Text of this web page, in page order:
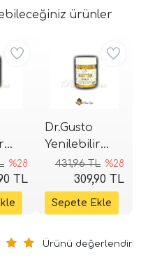
ürünler
-
%28
TL
Dr.Gusto
Yenilebilir
Metalik Toz
Boya 50gr -
Glitter Altın
(Extra Parlak)
431,96 TL %28
309,90 TL
Aynı Gün Kargo
Ürünü değerlendir